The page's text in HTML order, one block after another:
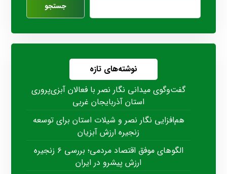
جستجو
نوشته‌های تازه
گفت‌وگوی میدانی نگار نصر با فعالان آبزی‌پروری
استان آذربایجان غربی
هم‌افزایی نگار نصر و شیلات استان برای توسعه
زنجیره ارزش آبزیان
الگوهای موفق اقتصاد مردمی؛ بررسی ۶ زنجیره
ارزش پیشرو در ایران